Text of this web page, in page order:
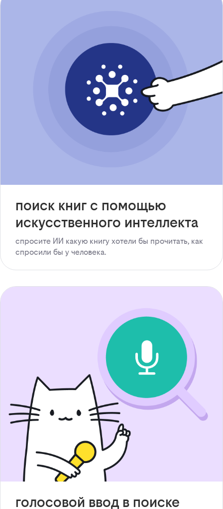
поиск книг с помощью
искусственного интеллекта
спросите ИИ какую книгу хотели бы прочитать, как
спросили бы у человека.
голосовой ввод в поиске